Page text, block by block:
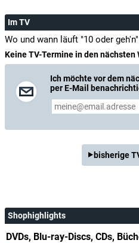
Im TV
Wo und wann läuft "10 oder
Keine TV-Termine in den nächsten
Ich möchte vor dem
per E-Mail
bisherige
Shophighlights
DVDs, Blu-ray-Discs, CDs,